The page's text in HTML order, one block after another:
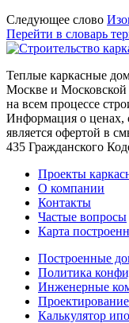
Следующее слово
Перейти в словарь
Теплые каркасные
Москве и Московской
на всем процессе
Информация о ценах,
является офертой в
435 Гражданского
Проекты
О компании
Контакты
Частые вопросы
Карта
Построенные
Политика
Инженерные
Проектирование
Калькулятор